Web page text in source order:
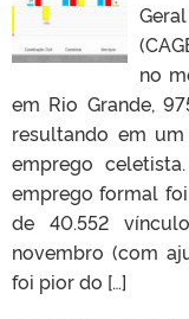
no
em Rio Grande,
resultando em
emprego
emprego formal foi
de 40.552
novembro (com
foi pior do […]